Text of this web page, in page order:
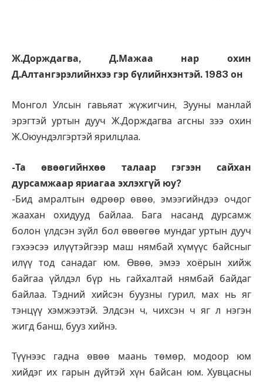
Ж.Дорждагва, Д.Мажаа нар охин
Д.Алтангэрэлийнхээ гэр бүлийнхэнтэй. 1983 он
Монгол Улсын гавьяат жүжигчин, Зууны манлай
эрэгтэй уртын дууч Ж.Дорждагва агсны зээ охин
Ж.Оюундэлгэртэй ярилцлаа.
-Та өвөөгийнхөө талаар гэгээн сайхан
дурсамжаар яриагаа эхлэхгүй юу?
-Бид амралтын өдрөөр өвөө, эмээгийндээ очдог
жаахан охидууд байлаа. Бага насанд дурсамж
болон үлдсэн зүйл бол өвөөгөө мундаг уртын дууч
гэхээсээ илүүтэйгээр маш нямбай хүмүүс байсныг
илүү тод санадаг юм. Өвөө, эмээ хоёрын хийж
байгаа үйлдэл бүр нь гайхалтай нямбай байдаг
байлаа. Тэдний хийсэн буузны гурил, мах нь яг
тэнцүү хэмжээтэй. Элдсэн ч, чихсэн ч яг л нэгэн
жигд банш, бууз хийнэ.
Түүнээс гадна өвөө маань төмөр, модоор юм
хийдэг их гарын дүйтэй хүн байсан юм. Хувцасны